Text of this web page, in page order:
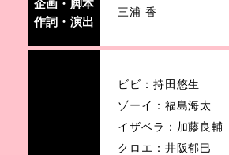
企画・脚本
作詞・演出
三浦 香
ビビ：持田悠生
ゾーイ：福島海太
イザベラ：加藤良輔
クロエ：井阪郁巳